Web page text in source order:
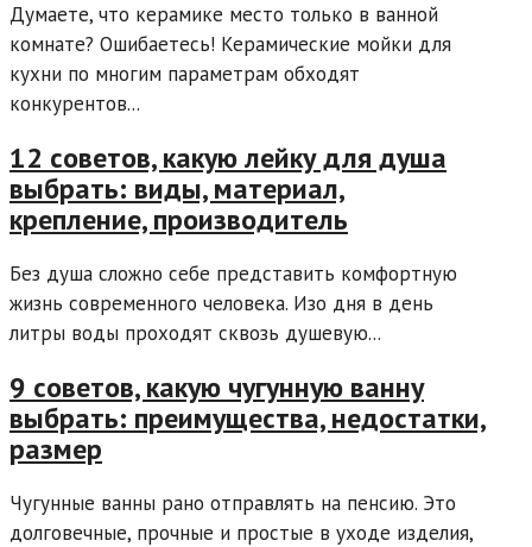
Думаете, что керамике место только в ванной
комнате? Ошибаетесь! Керамические мойки для
кухни по многим параметрам обходят
конкурентов...
12 советов, какую лейку для душа
выбрать: виды, материал,
крепление, производитель
Без душа сложно себе представить комфортную
жизнь современного человека. Изо дня в день
литры воды проходят сквозь душевую...
9 советов, какую чугунную ванну
выбрать: преимущества, недостатки,
размер
Чугунные ванны рано отправлять на пенсию. Это
долговечные, прочные и простые в уходе изделия,